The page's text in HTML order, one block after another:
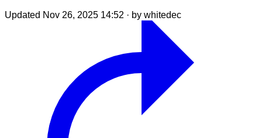
Updated Nov 26, 2025 14:52 · by whitedec